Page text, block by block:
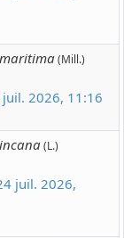
(Mill.)
2026, 11:16
(L.)
juil. 2026,